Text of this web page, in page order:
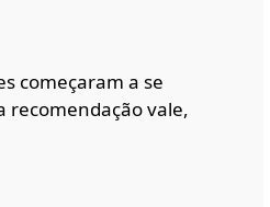
começaram a se
recomendação vale,